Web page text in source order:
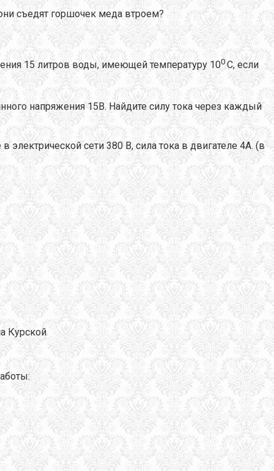
съедят горшочек меда втроем?
15 литров воды, имеющей температуру 100 С, если
напряжения 15В. Найдите силу тока через каждый
сети 380 В, сила тока в двигателе 4А. (в
Курской